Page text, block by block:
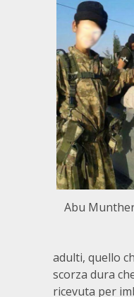
Abu
adulti, quello
scorza dura
ricevuta per